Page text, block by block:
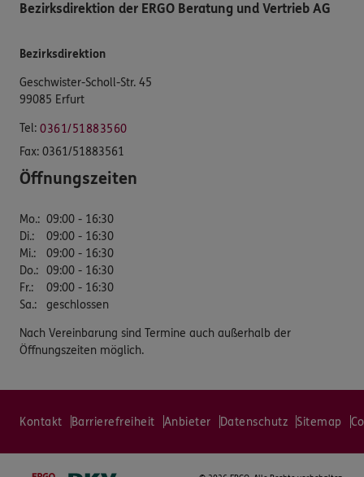
Bezirksdirektion der ERGO Beratung und Vertrieb AG
Bezirksdirektion
Geschwister-Scholl-Str. 45
99085 Erfurt
Tel: 0361/51883560
Fax: 0361/51883561
Öffnungszeiten
Mo.: 09:00 - 16:30
Di.:
09:00 - 16:30
Mi.:
09:00 - 16:30
Do.: 09:00 - 16:30
Fr.:
09:00 - 16:30
Sa.: geschlossen
Nach Vereinbarung sind Termine auch außerhalb der
Öffnungszeiten möglich.
Kontakt Barrierefreiheit Anbieter Datenschutz Sitemap